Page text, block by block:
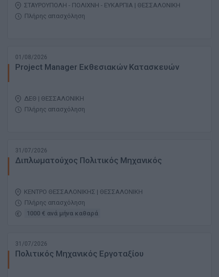
ΣΤΑΥΡΟΥΠΟΛΗ - ΠΟΛΙΧΝΗ - ΕΥΚΑΡΠΙΑ | ΘΕΣΣΑΛΟΝΙΚΗ
Πλήρης απασχόληση
01/08/2026
Project Manager Εκθεσιακών Κατασκευών
ΔΕΘ | ΘΕΣΣΑΛΟΝΙΚΗ
Πλήρης απασχόληση
31/07/2026
Διπλωματούχος Πολιτικός Μηχανικός
ΚΕΝΤΡΟ ΘΕΣΣΑΛΟΝΙΚΗΣ | ΘΕΣΣΑΛΟΝΙΚΗ
Πλήρης απασχόληση
1000 € ανά μήνα καθαρά
31/07/2026
Πολιτικός Μηχανικός Εργοταξίου